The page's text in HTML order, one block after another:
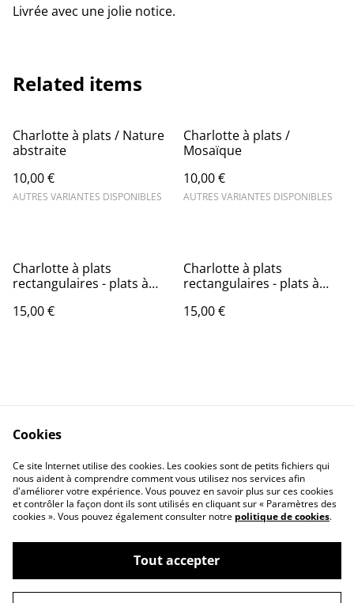
Livrée avec une jolie notice.
Related items
Charlotte à plats / Nature
abstraite
10,00 €
AUTRES VARIANTES DISPONIBLES
Charlotte à plats /
Mosaïque
10,00 €
AUTRES VARIANTES DISPONIBLES
Charlotte à plats
rectangulaires - plats à
15,00 €
Charlotte à plats
rectangulaires - plats à
15,00 €
Contact Us
Legal Terms
Privacy Policy
Cookie Policy
©2026L'ARBRE INDIGO
Cookies
Ce site Internet utilise des cookies. Les cookies sont de petits fichiers qui
nous aident à comprendre comment vous utilisez nos services afin
d'améliorer votre expérience. Vous pouvez en savoir plus sur ces cookies
et contrôler la façon dont ils sont utilisés en cliquant sur « Paramètres des
cookies ». Vous pouvez également consulter notre politique de cookies.
Tout accepter